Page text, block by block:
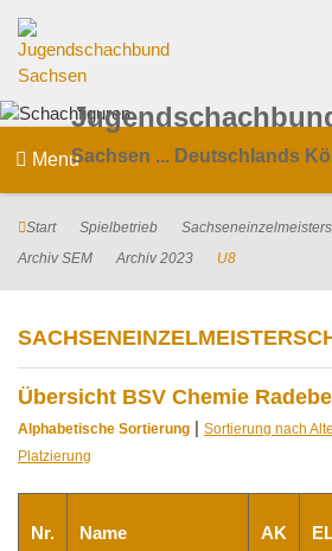
Sachsen ... Deutschlands
Menu
Start Spielbetrieb
Archiv SEM
Archiv 2023 U8
Übersicht BSV Chemie
Alphabetische Sortierung | Sortierung nach
Platzierung
Nr. Name AK